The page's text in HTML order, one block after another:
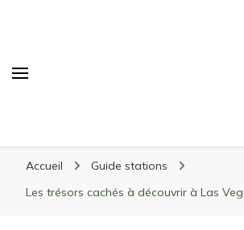
matériel, stations
Accueil
Guide stations
Les trésors cachés à découvrir à Las